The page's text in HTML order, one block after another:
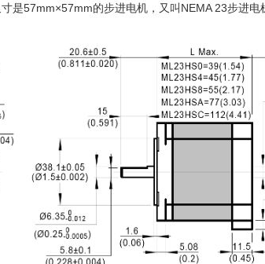
57mm×57mm的步进电机，又叫NEMA 23步进电